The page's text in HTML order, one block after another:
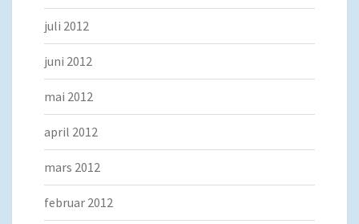
juli 2012
juni 2012
mai 2012
april 2012
mars 2012
februar 2012